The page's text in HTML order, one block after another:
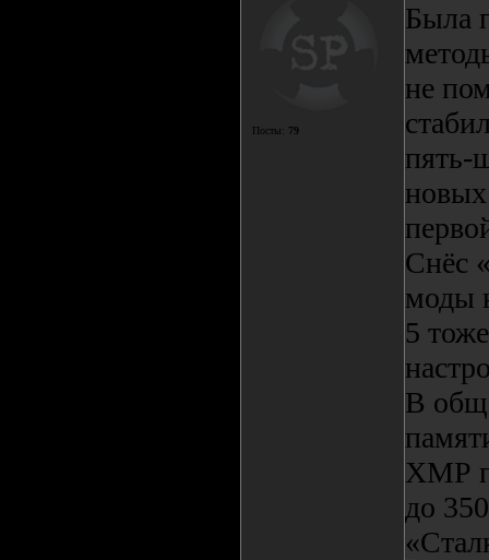
Посты: 79
Была
не
пять-
Снёс
моды
5
В
ХМР
до